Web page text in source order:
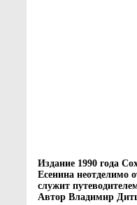
Издание 1990 года
Есенина неотделимо
служит
Автор Владимир